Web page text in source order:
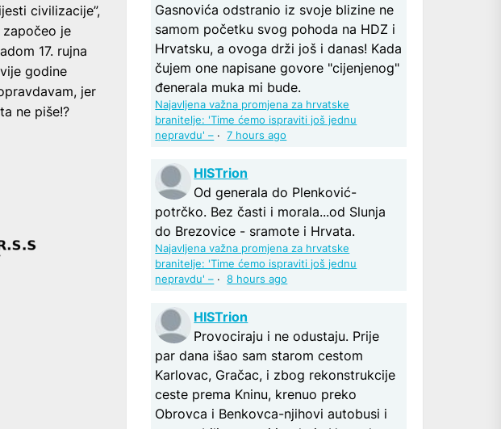
civilizacije”,
započeo je
17. rujna
godine
jer
ne piše!?
Gasnovića odstranio iz svoje blizine ne
samom početku svog pohoda na HDZ i
Hrvatsku, a ovoga drži još i danas! Kada
čujem one napisane govore "cijenjenog"
đenerala muka mi bude.
Najavljena važna promjena za hrvatske
branitelje: 'Time ćemo ispraviti još jednu
nepravdu' – ·7 hours ago
HISTrion
Od generala do Plenković-
potrčko. Bez časti i morala...od Slunja
do Brezovice - sramote i Hrvata.
Najavljena važna promjena za hrvatske
branitelje: 'Time ćemo ispraviti još jednu
nepravdu' – ·8 hours ago
HISTrion
Provociraju i ne odustaju. Prije
par dana išao sam starom cestom
Karlovac, Gračac, i zbog rekonstrukcije
ceste prema Kninu, krenuo preko
Obrovca i Benkovca-njihovi autobusi i